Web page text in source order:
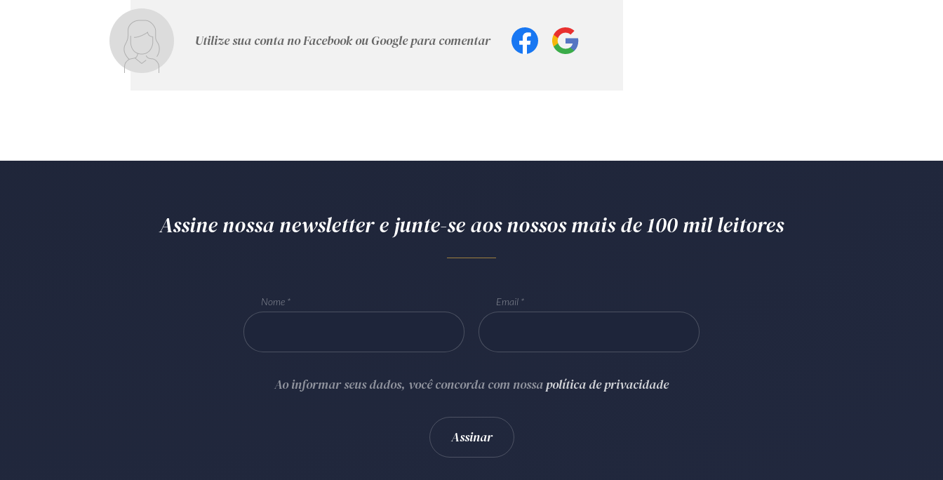
Utilize sua conta no Facebook ou Google para comentar
Assine nossa newsletter e junte-se aos nossos mais de 100 mil leitores
Nome Email
Ao informar seus dados, você concorda com nossapolítica de privacidade